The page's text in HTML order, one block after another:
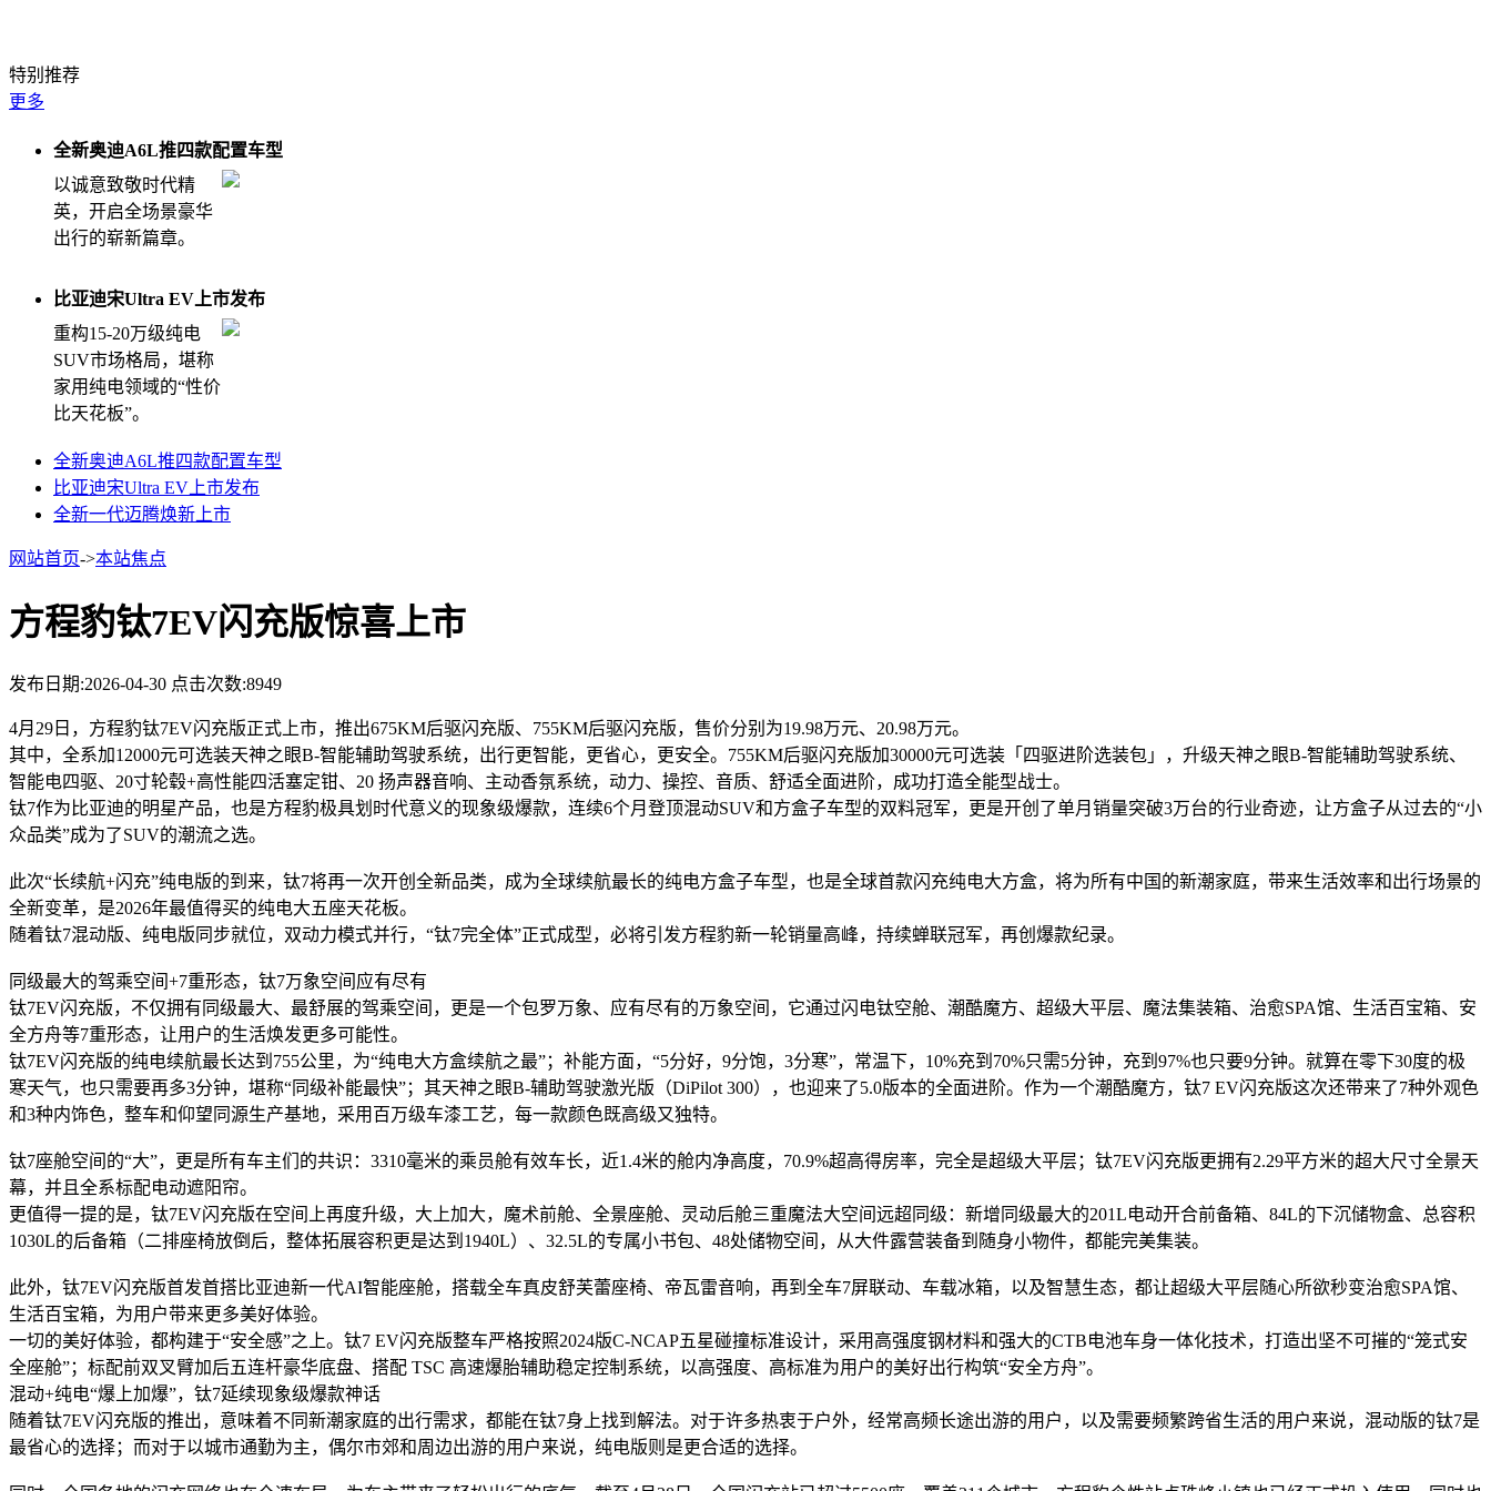
特别推荐
更多
全新奥迪A6L推四款配置车型
以诚意致敬时代精
英，开启全场景豪华
出行的崭新篇章。
比亚迪宋Ultra EV上市发布
重构15-20万级纯电
SUV市场格局，堪称
家用纯电领域的“性价
比天花板”。
全新奥迪A6L推四款配置车型
比亚迪宋Ultra EV上市发布
全新一代迈腾焕新上市
网站首页->本站焦点
方程豹钛7EV闪充版惊喜上市
发布日期:2026-04-30 点击次数:8949
4月29日，方程豹钛7EV闪充版正式上市，推出675KM后驱闪充版、755KM后驱闪充版，售价分别为19.98万元、20.98万元。
其中，全系加12000元可选装天神之眼B-智能辅助驾驶系统，出行更智能，更省心，更安全。755KM后驱闪充版加30000元可选装「四驱进阶选装包」，升级天神之眼B-智能辅助驾驶系统、
智能电四驱、20寸轮毂+高性能四活塞定钳、20 扬声器音响、主动香氛系统，动力、操控、音质、舒适全面进阶，成功打造全能型战士。
钛7作为比亚迪的明星产品，也是方程豹极具划时代意义的现象级爆款，连续6个月登顶混动SUV和方盒子车型的双料冠军，更是开创了单月销量突破3万台的行业奇迹，让方盒子从过去的“小
众品类”成为了SUV的潮流之选。
此次“长续航+闪充”纯电版的到来，钛7将再一次开创全新品类，成为全球续航最长的纯电方盒子车型，也是全球首款闪充纯电大方盒，将为所有中国的新潮家庭，带来生活效率和出行场景的
全新变革，是2026年最值得买的纯电大五座天花板。
随着钛7混动版、纯电版同步就位，双动力模式并行，“钛7完全体”正式成型，必将引发方程豹新一轮销量高峰，持续蝉联冠军，再创爆款纪录。
同级最大的驾乘空间+7重形态，钛7万象空间应有尽有
钛7EV闪充版，不仅拥有同级最大、最舒展的驾乘空间，更是一个包罗万象、应有尽有的万象空间，它通过闪电钛空舱、潮酷魔方、超级大平层、魔法集装箱、治愈SPA馆、生活百宝箱、安
全方舟等7重形态，让用户的生活焕发更多可能性。
钛7EV闪充版的纯电续航最长达到755公里，为“纯电大方盒续航之最”；补能方面，“5分好，9分饱，3分寒”，常温下，10%充到70%只需5分钟，充到97%也只要9分钟。就算在零下30度的极
寒天气，也只需要再多3分钟，堪称“同级补能最快”；其天神之眼B-辅助驾驶激光版（DiPilot 300），也迎来了5.0版本的全面进阶。作为一个潮酷魔方，钛7 EV闪充版这次还带来了7种外观色
和3种内饰色，整车和仰望同源生产基地，采用百万级车漆工艺，每一款颜色既高级又独特。
钛7座舱空间的“大”，更是所有车主们的共识：3310毫米的乘员舱有效车长，近1.4米的舱内净高度，70.9%超高得房率，完全是超级大平层；钛7EV闪充版更拥有2.29平方米的超大尺寸全景天
幕，并且全系标配电动遮阳帘。
更值得一提的是，钛7EV闪充版在空间上再度升级，大上加大，魔术前舱、全景座舱、灵动后舱三重魔法大空间远超同级：新增同级最大的201L电动开合前备箱、84L的下沉储物盒、总容积
1030L的后备箱（二排座椅放倒后，整体拓展容积更是达到1940L）、32.5L的专属小书包、48处储物空间，从大件露营装备到随身小物件，都能完美集装。
此外，钛7EV闪充版首发首搭比亚迪新一代AI智能座舱，搭载全车真皮舒芙蕾座椅、帝瓦雷音响，再到全车7屏联动、车载冰箱，以及智慧生态，都让超级大平层随心所欲秒变治愈SPA馆、
生活百宝箱，为用户带来更多美好体验。
一切的美好体验，都构建于“安全感”之上。钛7 EV闪充版整车严格按照2024版C-NCAP五星碰撞标准设计，采用高强度钢材料和强大的CTB电池车身一体化技术，打造出坚不可摧的“笼式安
全座舱”；标配前双叉臂加后五连杆豪华底盘、搭配 TSC 高速爆胎辅助稳定控制系统，以高强度、高标准为用户的美好出行构筑“安全方舟”。
混动+纯电“爆上加爆”，钛7延续现象级爆款神话
随着钛7EV闪充版的推出，意味着不同新潮家庭的出行需求，都能在钛7身上找到解法。对于许多热衷于户外，经常高频长途出游的用户，以及需要频繁跨省生活的用户来说，混动版的钛7是
最省心的选择；而对于以城市通勤为主，偶尔市郊和周边出游的用户来说，纯电版则是更合适的选择。